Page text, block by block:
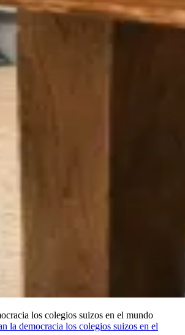
los colegios suizos en el mundo
la democracia los colegios suizos en el